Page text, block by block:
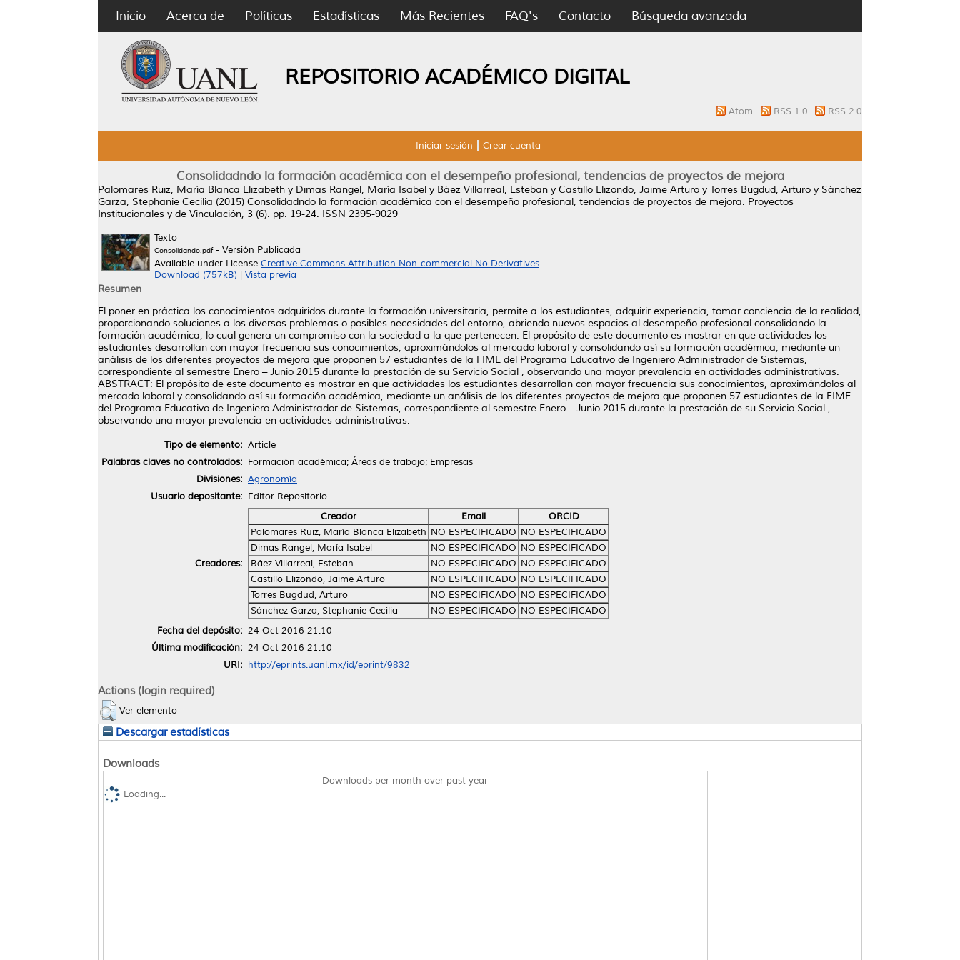
Inicio Acerca de Políticas Estadísticas Más Recientes FAQ's Contacto Búsqueda avanzada
REPOSITORIO ACADÉMICO DIGITAL
Atom RSS 1.0 RSS 2.0
Iniciar sesión Crear cuenta
Consolidadndo la formación académica con el desempeño profesional, tendencias de proyectos de mejora
Palomares Ruiz, María Blanca Elizabeth y Dimas Rangel, María Isabel y Báez Villarreal, Esteban y Castillo Elizondo, Jaime Arturo y Torres Bugdud, Arturo y Sánchez
Garza, Stephanie Cecilia (2015) Consolidadndo la formación académica con el desempeño profesional, tendencias de proyectos de mejora. Proyectos
Institucionales y de Vinculación, 3 (6). pp. 19-24. ISSN 2395-9029
Texto
Consolidando.pdf- Versión Publicada
Available under License Creative Commons Attribution Non-commercial No Derivatives.
Download (757kB)
Vista previa
Resumen
El poner en práctica los conocimientos adquiridos durante la formación universitaria, permite a los estudiantes, adquirir experiencia, tomar conciencia de la realidad,
proporcionando soluciones a los diversos problemas o posibles necesidades del entorno, abriendo nuevos espacios al desempeño profesional consolidando la
formación académica, lo cual genera un compromiso con la sociedad a la que pertenecen. El propósito de este documento es mostrar en que actividades los
estudiantes desarrollan con mayor frecuencia sus conocimientos, aproximándolos al mercado laboral y consolidando así su formación académica, mediante un
análisis de los diferentes proyectos de mejora que proponen 57 estudiantes de la FIME del Programa Educativo de Ingeniero Administrador de Sistemas,
correspondiente al semestre Enero – Junio 2015 durante la prestación de su Servicio Social , observando una mayor prevalencia en actividades administrativas.
ABSTRACT: El propósito de este documento es mostrar en que actividades los estudiantes desarrollan con mayor frecuencia sus conocimientos, aproximándolos al
mercado laboral y consolidando así su formación académica, mediante un análisis de los diferentes proyectos de mejora que proponen 57 estudiantes de la FIME
del Programa Educativo de Ingeniero Administrador de Sistemas, correspondiente al semestre Enero – Junio 2015 durante la prestación de su Servicio Social ,
observando una mayor prevalencia en actividades administrativas.
Tipo de elemento: Article
Palabras claves no controlados: Formación académica; Áreas de trabajo; Empresas
Divisiones: Agronomía
Usuario depositante: Editor Repositorio
Creadores:
Creador Email
ORCID
Palomares Ruiz, María Blanca Elizabeth NO ESPECIFICADO NO ESPECIFICADO
Dimas Rangel, María Isabel
NO ESPECIFICADO NO ESPECIFICADO
Báez Villarreal, Esteban
NO ESPECIFICADO NO ESPECIFICADO
Castillo Elizondo, Jaime Arturo
NO ESPECIFICADO NO ESPECIFICADO
Torres Bugdud, Arturo
NO ESPECIFICADO NO ESPECIFICADO
Sánchez Garza, Stephanie Cecilia
NO ESPECIFICADO NO ESPECIFICADO
Fecha del depósito: 24 Oct 2016 21:10
Última modificación: 24 Oct 2016 21:10
URI: http://eprints.uanl.mx/id/eprint/9832
Actions (login required)
Ver elemento
Descargar estadísticas
Downloads
Downloads per month over past year
Loading...